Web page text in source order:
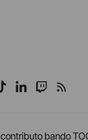
WhatsApp
su su
Seguici su
Seguici
bando